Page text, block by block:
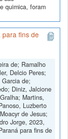
quimica, foram
fins de
de; Ramalho
Delcio Peres;
de;
Diniz, Jalcione
Martins,
Luzberto
de Jesus;
Jorge, 2023,
para fins de